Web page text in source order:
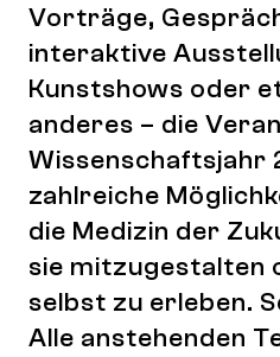
Vorträge,
interaktive
Kunstshows oder
anderes – die
Wissenschaftsjahr
zahlreiche
die Medizin der
sie mitzugestalten
selbst zu erleben.
Alle anstehenden